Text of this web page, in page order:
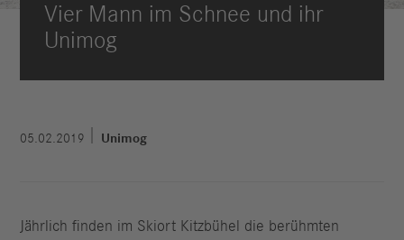
Vier Mann im Schnee und ihr
Unimog
05.02.2019 Unimog
Jährlich finden im Skiort Kitzbühel die berühmten